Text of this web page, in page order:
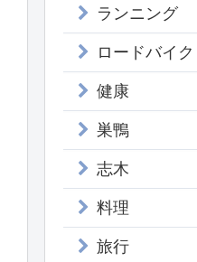
ランニング
ロードバイク
健康
巣鴨
志木
料理
旅行